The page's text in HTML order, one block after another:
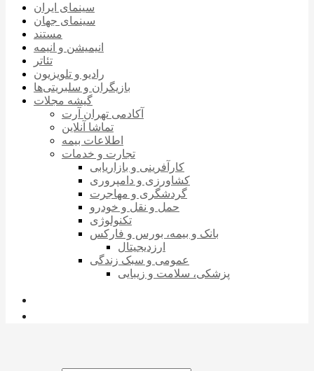
سینمای ایران
سینمای جهان
مستند
انیمیشن و انیمه
تئاتر
رادیو و تلویزیون
بازیگران و سلبریتی‌ها
گیشه مجلات
آکادمی تهران آرت
تماشا آنلاین
اطلاعات بیمه
تجارت و خدمات
کارآفرینی و بازاریابی
کشاورزی و دامپروری
گردشگری و مهاجرت
حمل و نقل و خودرو
تکنولوژی
بانک و بیمه، بورس و فارکس
ارزدیجیتال
عمومی و سبک زندگی
پزشکی، سلامت و زیبایی